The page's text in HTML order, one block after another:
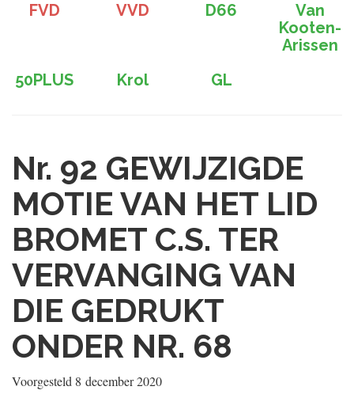
FVD
VVD D66
Van
Kooten-
Arissen
50PLUS
Krol GL
Nr. 92 GEWIJZIGDE
MOTIE VAN HET LID
BROMET C.S. TER
VERVANGING VAN
DIE GEDRUKT
ONDER NR. 68
Voorgesteld 8 december 2020